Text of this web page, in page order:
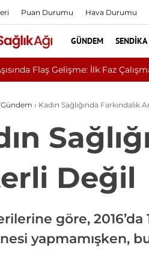
Puan Durumu Hava Durumu
GÜNDEM SENDIKA
Gündem › Kadın Sağlığında Farkındalık
Değil
göre,
yapmamışken,